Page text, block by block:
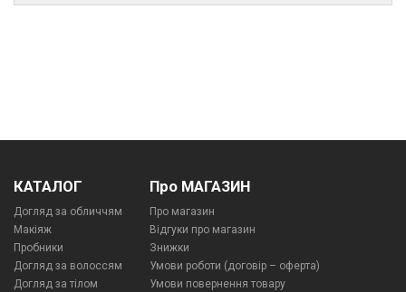
КАТАЛОГ
Догляд за обличчям
Макіяж
Пробники
Догляд за волоссям
Догляд за тілом
Про МАГАЗИН
Про магазин
Відгуки про магазин
Знижки
Умови роботи (договір – оферта)
Умови повернення товару